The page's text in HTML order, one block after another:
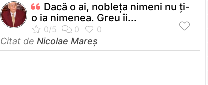
Dacă o ai, nobleța nimeni nu ți-
o ia nimenea. Greu îi...
Citat de Nicolae Mareș